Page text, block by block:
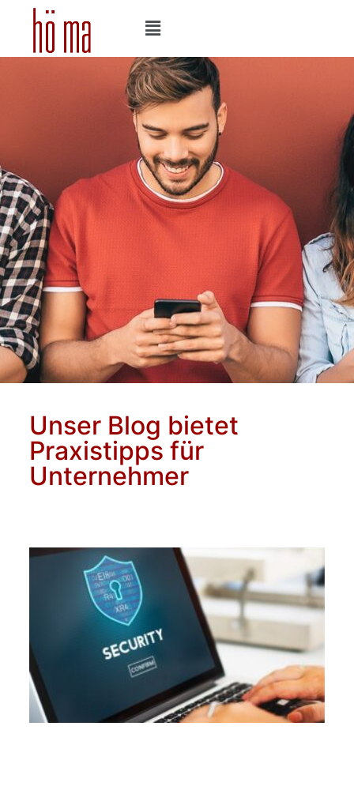
Unser Blog bietet
Praxistipps für
Unternehmer